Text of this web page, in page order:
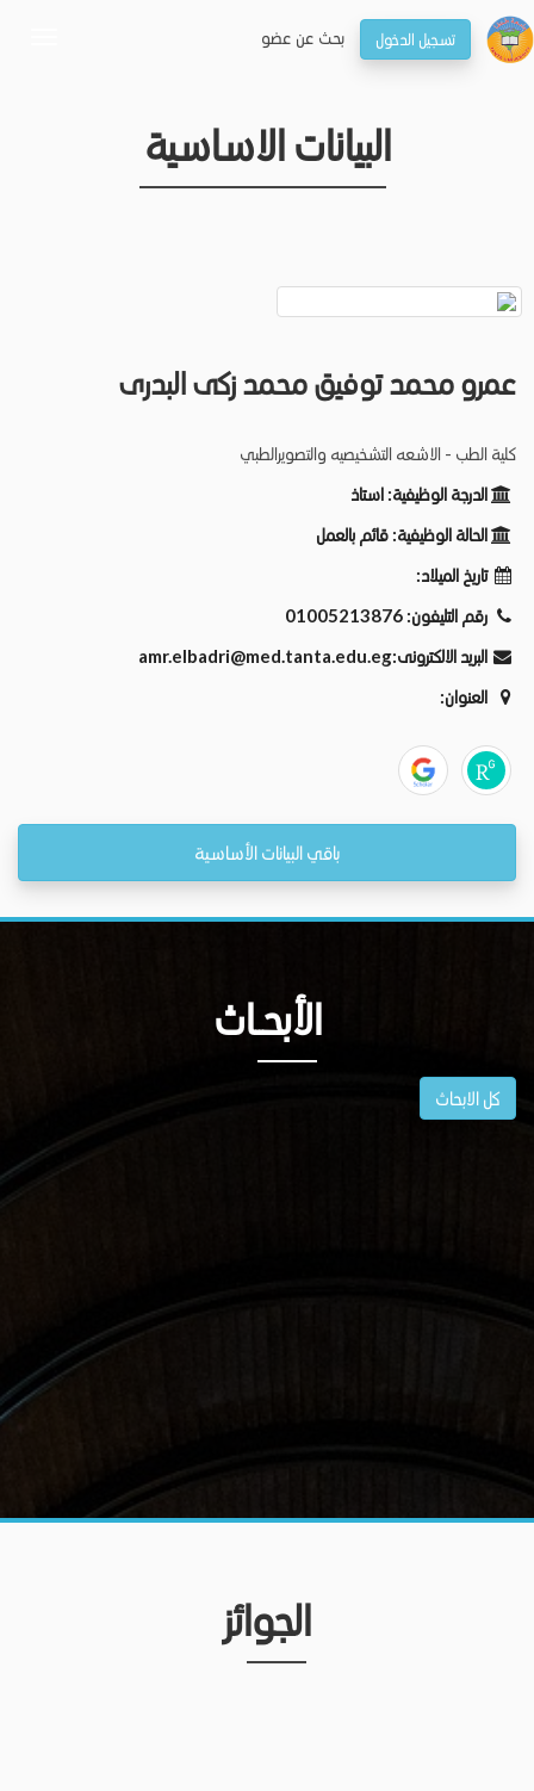
تسجيل الدخول بحـث عن عضو
البيانات الاساسية
عمرو محمد توفيق محمد زكى البدرى
كلية الطب - الاشعه التشخيصيه والتصويرالطبي
الدرجة الوظيفية: استاذ
الحالة الوظيفية: قائم بالعمل
تاريخ الميلاد:
رقم التليفون: 01005213876
البريد الالكترونى:amr.elbadri@med.tanta.edu.eg
العنوان:
باقي البيانات الأساسية
الأبحــاث
كل الابحاث
الجوائز